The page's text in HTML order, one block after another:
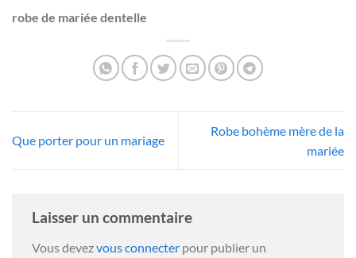
robe de mariée dentelle
Que porter pour un mariage
Robe bohème mère de la
mariée
Laisser un commentaire
Vous devezvous connecter pour publier un